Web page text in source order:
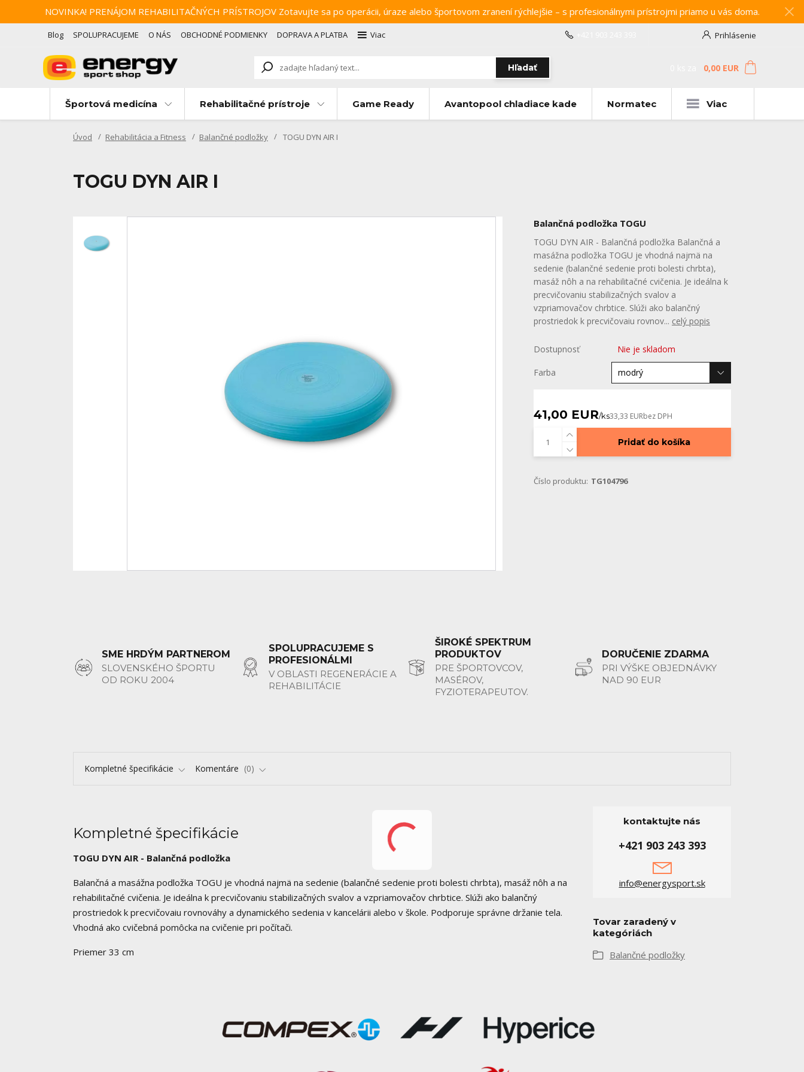
NOVINKA! PRENÁJOM REHABILITAČNÝCH PRÍSTROJOV Zotavujte sa po operácii, úraze alebo športovom zranení rýchlejšie – s profesionálnymi prístrojmi priamo u vás doma.
Blog SPOLUPRACUJEME O NÁS OBCHODNÉ PODMIENKY DOPRAVA A PLATBA Viac Prihlásenie
Hľadať 0,00 EUR
Športová medicína Rehabilitačné prístroje Game Ready Avantopool chladiace kade Normatec Viac
Úvod Rehabilitácia a Fitness Balančné podložky TOGU DYN AIR I
TOGU DYN AIR I
Balančná podložka TOGU
TOGU DYN AIR - Balančná podložka Balančná a
masážna podložka TOGU je vhodná najmä na
sedenie (balančné sedenie proti bolesti chrbta),
masáž nôh a na rehabilitačné cvičenia. Je ideálna k
precvičovaniu stabilizačných svalov a
vzpriamovačov chrbtice. Slúži ako balančný
prostriedok k precvičovaiu rovnov... celý popis
Dostupnosť Nie je skladom
Farba
41,00 EUR/ks33,33 EURbez DPH
Pridať do košíka
Číslo produktu: TG104796
SME HRDÝM PARTNEROM
SLOVENSKÉHO ŠPORTU
OD ROKU 2004
SPOLUPRACUJEME S
PROFESIONÁLMI
V OBLASTI REGENERÁCIE A
REHABILITÁCIE
ŠIROKÉ SPEKTRUM
PRODUKTOV
PRE ŠPORTOVCOV,
MASÉROV,
FYZIOTERAPEUTOV.
DORUČENIE ZDARMA
PRI VÝŠKE OBJEDNÁVKY
NAD 90 EUR
Kompletné špecifikácie Komentáre 0
Kompletné špecifikácie
TOGU DYN AIR - Balančná podložka
Balančná a masážna podložka TOGU je vhodná najmä na sedenie (balančné sedenie proti bolesti chrbta), masáž nôh a na
rehabilitačné cvičenia. Je ideálna k precvičovaniu stabilizačných svalov a vzpriamovačov chrbtice. Slúži ako balančný
prostriedok k precvičovaiu rovnováhy a dynamického sedenia v kancelárii alebo v škole. Podporuje správne držanie tela.
Vhodná ako cvičebná pomôcka na cvičenie pri počítači.
Priemer 33 cm
kontaktujte nás
+421 903 243 393
info@energysport.sk
Tovar zaradený v
kategóriách
Balančné podložky